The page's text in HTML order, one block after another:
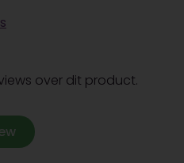
over dit product.